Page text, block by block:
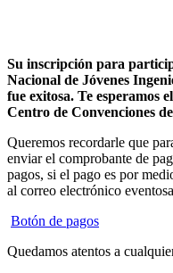
Su inscripción para
Nacional de Jóvenes
fue exitosa. Te esperamos
Centro de Convenciones
Queremos recordarle que
enviar el comprobante de
pagos, si el pago es por
al correo electrónico
Botón de pagos
Quedamos atentos a